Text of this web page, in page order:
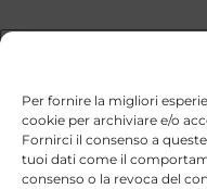
Per fornire la migliori
cookie per archiviare e/o
Fornirci il consenso a
tuoi dati come il
consenso o la revoca del